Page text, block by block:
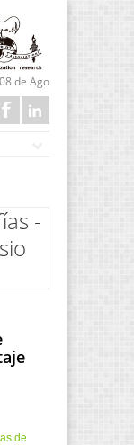
de Ago
-
de